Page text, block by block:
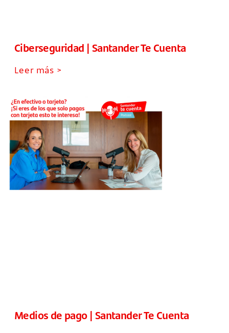
Ciberseguridad | Santander Te Cuenta
Leer más >
Medios de pago | Santander Te Cuenta